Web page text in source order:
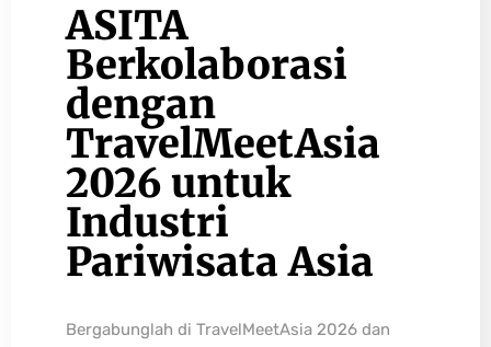
ASITA
Berkolaborasi
dengan
TravelMeetAsia
2026 untuk
Industri
Pariwisata Asia
Bergabunglah di TravelMeetAsia 2026 dan